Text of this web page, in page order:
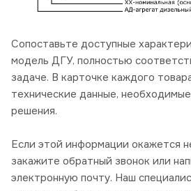
Сопоставьте доступные
модель ДГУ, полностью
задаче. В карточке каждого
технические данные,
решения.
Если этой информации окажется
закажите обратный звонок или
электронную почту. Наш